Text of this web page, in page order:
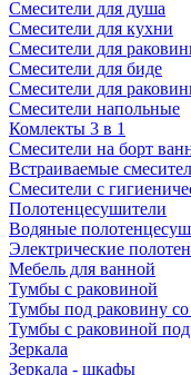
Смесители для душа
Смесители для кухни
Смесители для
Смесители для биде
Смесители для
Смесители напольные
Комлекты 3 в 1
Смесители на борт
Встраиваемые
Смесители с
Полотенцесушители
Водяные
Электрические
Мебель для ванной
Тумбы с раковиной
Тумбы под раковину
Тумбы с раковиной
Зеркала
Зеркала - шкафы